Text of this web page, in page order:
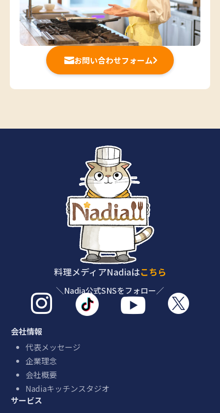
お問い合わせフォーム
料理メディアNadiaはこちら
＼Nadia公式SNSをフォロー／
  
会社情報
代表メッセージ
企業理念
会社概要
Nadiaキッチンスタジオ
サービス